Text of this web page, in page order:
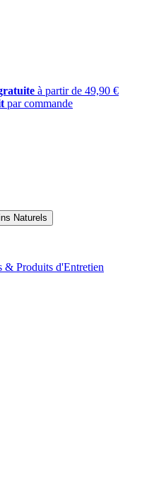
à partir de 49,90 €
par commande
& Produits d'Entretien